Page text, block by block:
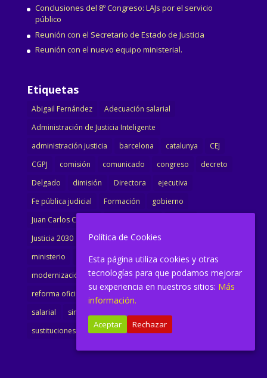
Conclusiones del 8º Congreso: LAJs por el servicio
público
Reunión con el Secretario de Estado de Justicia
Reunión con el nuevo equipo ministerial.
Etiquetas
Abigail Fernández
Adecuación salarial
Administración de Justicia Inteligente
administración justicia
barcelona catalunya
CEJ
CGPJ
comisión comunicado congreso
decreto
Delgado
dimisión Directora
ejecutiva
Fe pública judicial
Formación
gobierno
Juan Carlos Campo
Justicia 2030
LAJ letrados
Marta Urbano
ministerio
Ministra Justicia
Ministro de Justicia
modernización
noticias Portavoz
reforma
reforma oficina
renovación
salarial
sindicalismo
sustituciones
Textualización Transcripciones
Política de Cookies
Esta página utiliza cookies y otras
tecnologías para que podamos mejorar
su experiencia en nuestros sitios: Más
información.
Aceptar Rechazar